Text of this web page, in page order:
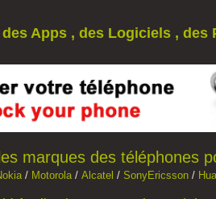
Apps , des Logiciels , des
marques des téléphones
/ Motorola / Alcatel / SonyEricsson /